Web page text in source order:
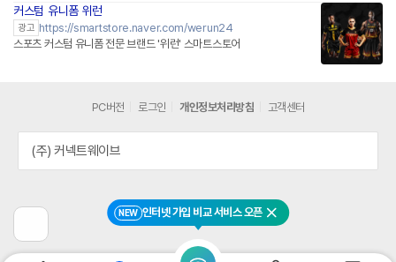
커스텀 유니폼 위런
광고 https://smartstore.naver.com/werun24
스포츠 커스텀 유니폼 전문 브랜드 '위런' 스마트스토어
전
페
NEW 인터넷 가입 비교 서비스 오픈 닫기
PC버전 로그인 개인정보처리방침 고객센터
(주) 커넥트웨이브